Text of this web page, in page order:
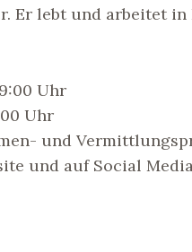
Er lebt und arbeitet in
Uhr
Uhr
und
und auf Social